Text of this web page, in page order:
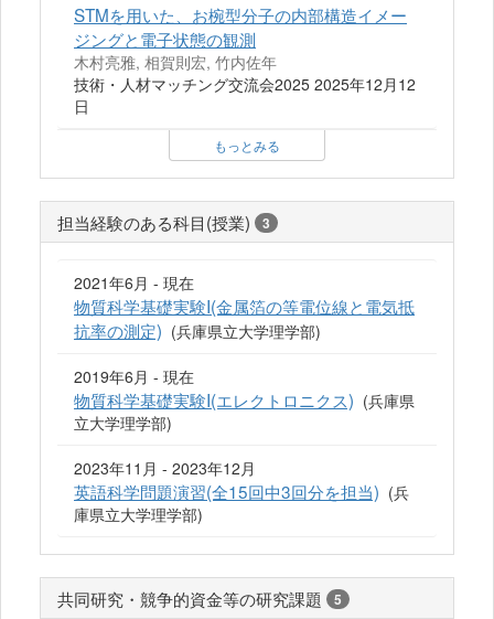
STMを用いた、お椀型分子の内部構造イメー
ジングと電子状態の観測
木村亮雅, 相賀則宏, 竹内佐年
技術・人材マッチング交流会2025 2025年12月12
日
もっとみる
担当経験のある科目(授業) 3
2021年6月 - 現在
物質科学基礎実験I(金属箔の等電位線と電気抵
抗率の測定) (兵庫県立大学理学部)
2019年6月 - 現在
物質科学基礎実験I(エレクトロニクス) (兵庫県
立大学理学部)
2023年11月 - 2023年12月
英語科学問題演習(全15回中3回分を担当) (兵
庫県立大学理学部)
共同研究・競争的資金等の研究課題 5